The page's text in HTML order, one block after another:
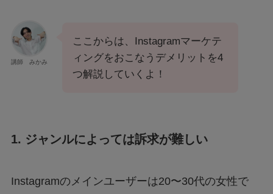
講師 みかみ
ここからは、Instagramマーケテ
ィングをおこなうデメリットを4
つ解説していくよ！
1. ジャンルによっては訴求が難しい
Instagramのメインユーザーは20〜30代の女性で